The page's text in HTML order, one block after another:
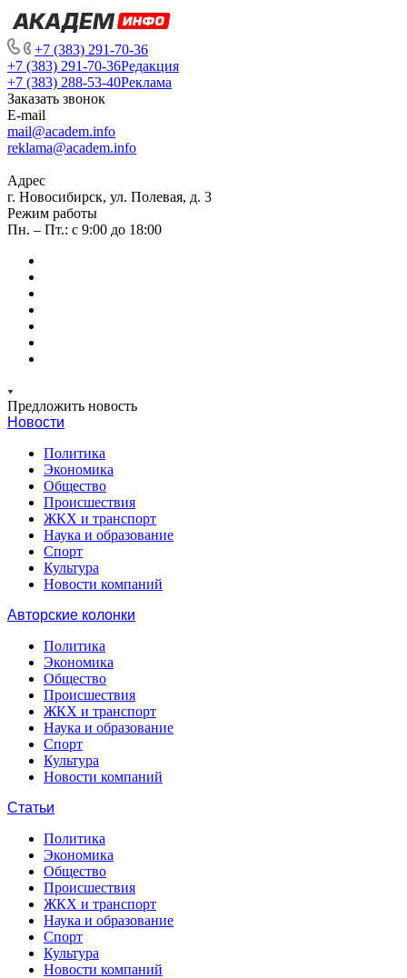
+7 (383) 291-70-36
+7 (383) 291-70-36Редакция
+7 (383) 288-53-40Реклама
Заказать звонок
E-mail
mail@academ.info
reklama@academ.info
Адрес
г. Новосибирск, ул. Полевая, д. 3
Режим работы
Пн. – Пт.: с 9:00 до 18:00
Предложить новость
Новости
Политика
Экономика
Общество
Происшествия
ЖКХ и транспорт
Наука и образование
Спорт
Культура
Новости компаний
Авторские колонки
Политика
Экономика
Общество
Происшествия
ЖКХ и транспорт
Наука и образование
Спорт
Культура
Новости компаний
Статьи
Политика
Экономика
Общество
Происшествия
ЖКХ и транспорт
Наука и образование
Спорт
Культура
Новости компаний